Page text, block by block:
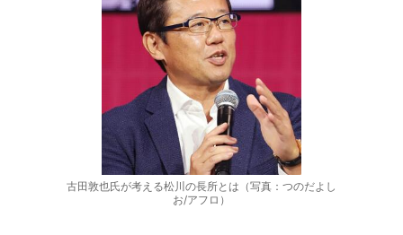
古田敦也氏が考える松川の長所とは（写真：つのだよし
お/アフロ）